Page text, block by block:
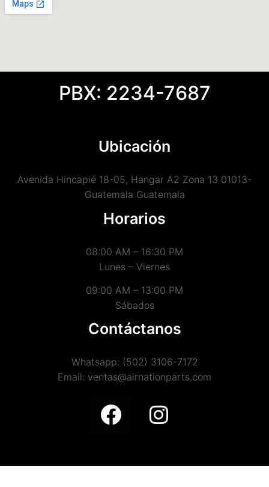
PBX: 2234-7687
Ubicación
Avenida Hincapié 18-05, Hangar A2 Zona 13 01013-
Guatemala Guatemala
Horarios
08:00 AM – 16:30 PM
Lunes – Viernes
09:00 AM – 13:00 PM
Sábados
Contáctanos
Whatsapp: (502) 3106-7172
Email: ventas@airnationparts.com